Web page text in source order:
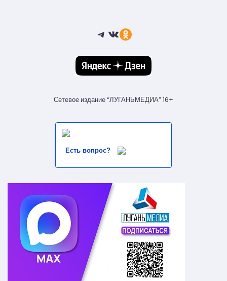
Telegram
ВКонтакте
Ссылка
Сетевое издание “ЛУГАНЬМЕДИА” 16+
Есть вопрос?